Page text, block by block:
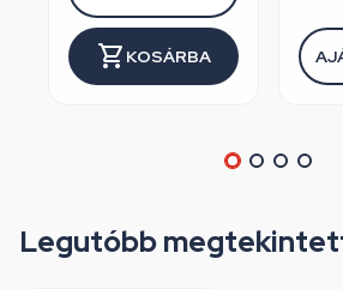
KOSÁRBA
Legutóbb